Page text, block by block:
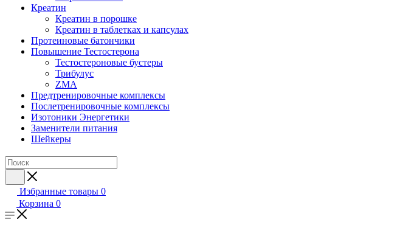
Креатин
Креатин в порошке
Креатин в таблетках и капсулах
Протеиновые батончики
Повышение Тестостерона
Тестостероновые бустеры
Трибулус
ZMA
Предтренировочные комплексы
Послетренировочные комплексы
Изотоники Энергетики
Заменители питания
Шейкеры
Избранные товары 0
Корзина 0